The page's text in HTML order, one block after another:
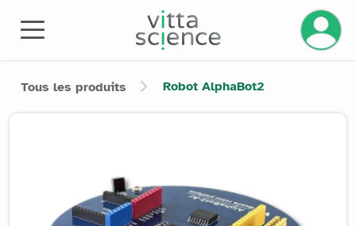
Gérez
Tous les produits Robot AlphaBot2